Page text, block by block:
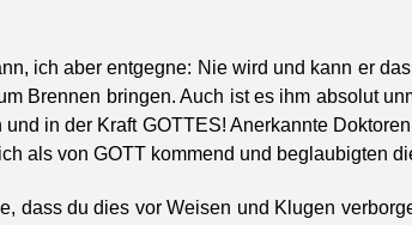
ich aber ent­geg­ne: Nie wird und kann er
Bren­nen brin­gen. Auch ist es ihm abso­lut
in der Kraft GOTTES! Anerkan­nte
als von GOTT kom­mend und beglaubigten
dass du dies vor Weisen und Klu­gen